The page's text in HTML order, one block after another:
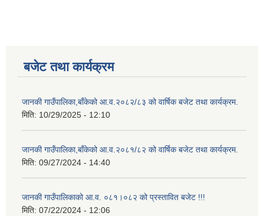
बजेट तथा कार्यक्रम
जानकी गाउँपालिका,बाँकेको आ.व.२०८२/८३ को वार्षिक बजेट तथा कार्यक्रम.
मिति: 10/29/2025 - 12:10
जानकी गाउँपालिका,बाँकेको आ.व.२०८१/८२ को वार्षिक बजेट तथा कार्यक्रम.
मिति: 09/27/2024 - 14:40
जानकी गाउँपालिकाको आ.व. ०८१।०८२ को प्रस्तावित बजेट !!!
मिति: 07/22/2024 - 12:06